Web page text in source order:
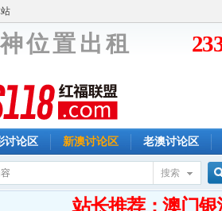
位 置 出 租
讨论区 新澳讨论区 老澳讨论区
搜索